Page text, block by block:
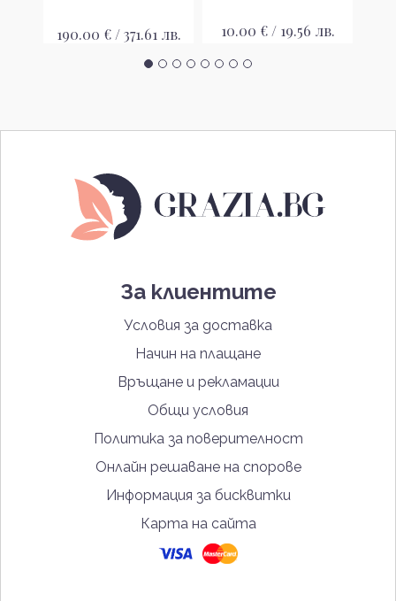
190.00 € / 371.61 лв. 10.00 € / 19.56 лв.
За клиентите
Условия за доставка
Начин на плащане
Връщане и рекламации
Общи условия
Политика за поверителност
Онлайн решаване на спорове
Информация за бисквитки
Карта на сайта